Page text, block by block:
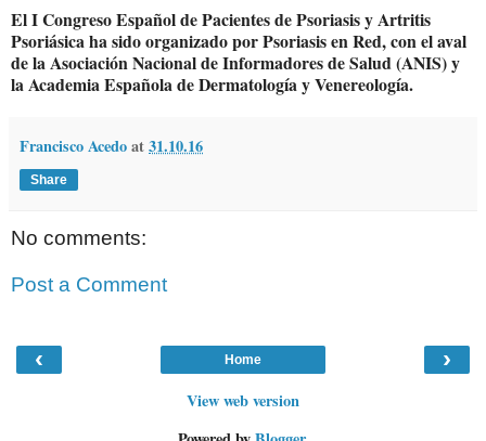
El I Congreso Español de Pacientes de Psoriasis y Artritis
Psoriásica ha sido organizado por Psoriasis en Red, con el aval
de la Asociación Nacional de Informadores de Salud (ANIS) y
la Academia Española de Dermatología y Venereología.
Francisco Acedoat31.10.16
Share
No comments:
Post a Comment
‹ ›
Home
View web version